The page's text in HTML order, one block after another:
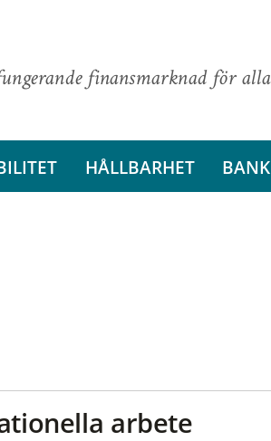
finansmarknad för alla
HÅLLBARHET BANK
arbete